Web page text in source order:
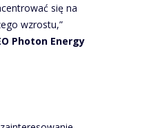
się na
wzrostu,”
Photon Energy